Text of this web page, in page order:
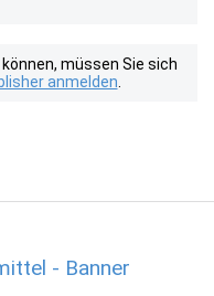
müssen Sie sich
anmelden
- Banner